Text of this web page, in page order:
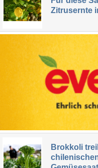
Zitrusernte
Brokkoli